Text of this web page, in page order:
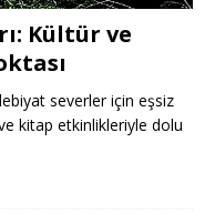
Kültür ve
severler için eşsiz
kitap etkinlikleriyle dolu